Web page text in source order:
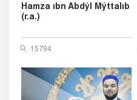
Hamza ıbn Abdýl Mýttalıb
(r.a.)
15794